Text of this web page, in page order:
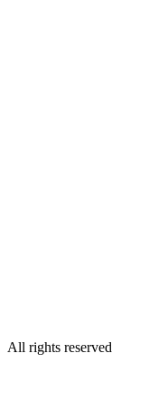
All rights reserved